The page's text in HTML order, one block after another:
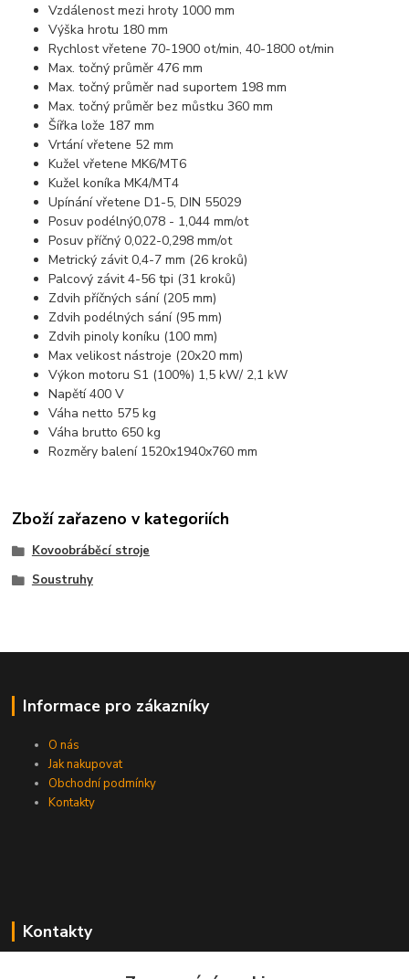
Vzdálenost mezi hroty 1000 mm
Výška hrotu 180 mm
Rychlost vřetene 70-1900 ot/min, 40-1800 ot/min
Max. točný průměr 476 mm
Max. točný průměr nad suportem 198 mm
Max. točný průměr bez můstku 360 mm
Šířka lože 187 mm
Vrtání vřetene 52 mm
Kužel vřetene MK6/MT6
Kužel koníka MK4/MT4
Upínání vřetene D1-5, DIN 55029
Posuv podélný0,078 - 1,044 mm/ot
Posuv příčný 0,022-0,298 mm/ot
Metrický závit 0,4-7 mm (26 kroků)
Palcový závit 4-56 tpi (31 kroků)
Zdvih příčných sání (205 mm)
Zdvih podélných sání (95 mm)
Zdvih pinoly koníku (100 mm)
Max velikost nástroje (20x20 mm)
Výkon motoru S1 (100%) 1,5 kW/ 2,1 kW
Napětí 400 V
Váha netto 575 kg
Váha brutto 650 kg
Rozměry balení 1520x1940x760 mm
Zboží zařazeno v kategoriích
Kovoobráběcí stroje
Soustruhy
Informace pro zákazníky
O nás
Jak nakupovat
Obchodní podmínky
Kontakty
Kontakty